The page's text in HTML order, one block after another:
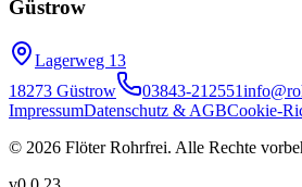
Güstrow
Lagerweg 13
18273 Güstrow
03843-212551
ImpressumDatenschutz & AGBCookie-
© 2026 Flöter Rohrfrei. Alle Rechte